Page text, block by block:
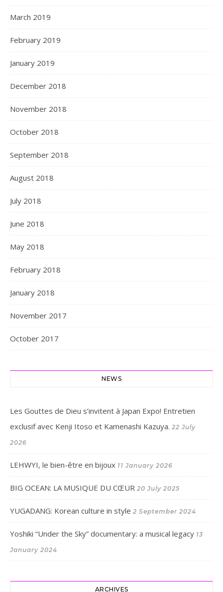
March 2019
February 2019
January 2019
December 2018
November 2018
October 2018
September 2018
August 2018
July 2018
June 2018
May 2018
February 2018
January 2018
November 2017
October 2017
NEWS
Les Gouttes de Dieu s’invitent à Japan Expo! Entretien
exclusif avec Kenji Itoso et Kamenashi Kazuya. 22 July
2026
LEHWYI, le bien-être en bijoux 11 January 2026
BIG OCEAN: LA MUSIQUE DU CŒUR 20 July 2025
YUGADANG: Korean culture in style 2 September 2024
Yoshiki “Under the Sky” documentary: a musical legacy 13
January 2024
ARCHIVES